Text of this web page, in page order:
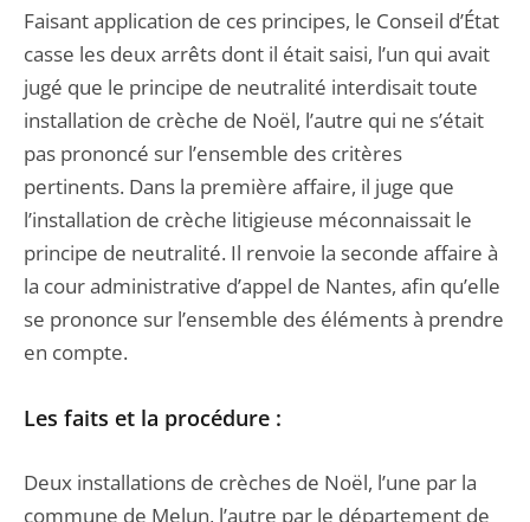
Faisant application de ces principes, le Conseil d’État
casse les deux arrêts dont il était saisi, l’un qui avait
jugé que le principe de neutralité interdisait toute
installation de crèche de Noël, l’autre qui ne s’était
pas prononcé sur l’ensemble des critères
pertinents. Dans la première affaire, il juge que
l’installation de crèche litigieuse méconnaissait le
principe de neutralité. Il renvoie la seconde affaire à
la cour administrative d’appel de Nantes, afin qu’elle
se prononce sur l’ensemble des éléments à prendre
en compte.
Les faits et la procédure :
Deux installations de crèches de Noël, l’une par la
commune de Melun, l’autre par le département de